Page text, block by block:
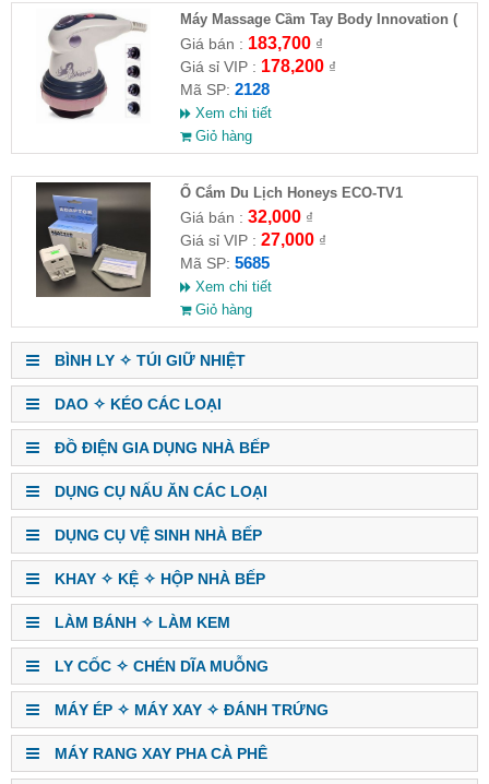
Máy Massage Cầm Tay Body Innovation (
HĐ )
Giá bán : 183,700₫
Giá sỉ VIP : 178,200₫
Mã SP: 2128
Xem chi tiết
Giỏ hàng
Ổ Cắm Du Lịch Honeys ECO-TV1
Giá bán : 32,000₫
Giá sỉ VIP : 27,000₫
Mã SP: 5685
Xem chi tiết
Giỏ hàng
BÌNH LY ✧ TÚI GIỮ NHIỆT
DAO ✧ KÉO CÁC LOẠI
ĐỒ ĐIỆN GIA DỤNG NHÀ BẾP
DỤNG CỤ NẤU ĂN CÁC LOẠI
DỤNG CỤ VỆ SINH NHÀ BẾP
KHAY ✧ KỆ ✧ HỘP NHÀ BẾP
LÀM BÁNH ✧ LÀM KEM
LY CỐC ✧ CHÉN DĨA MUỖNG
MÁY ÉP ✧ MÁY XAY ✧ ĐÁNH TRỨNG
MÁY RANG XAY PHA CÀ PHÊ